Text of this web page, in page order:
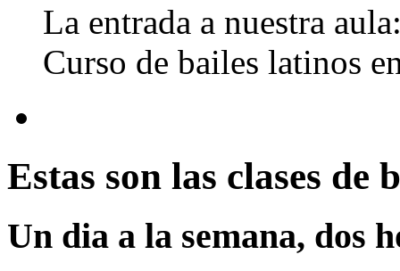
La entrada a nuestra
Curso de bailes latinos
Estas son las clases de
Un dia a la semana, dos